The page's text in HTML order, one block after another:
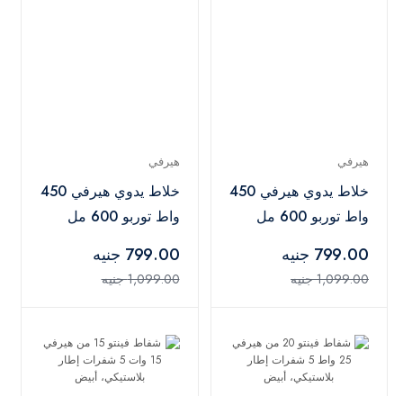
هيرفي
خلاط يدوي هيرفي 450
واط توربو 600 مل
المقاوم للصدأ، احمر-
HB-001
799.00 جنيه
1,099.00 جنيه
هيرفي
خلاط يدوي هيرفي 450
واط توربو 600 مل
المقاوم للصدأ، رمادي -
HB-001
799.00 جنيه
1,099.00 جنيه